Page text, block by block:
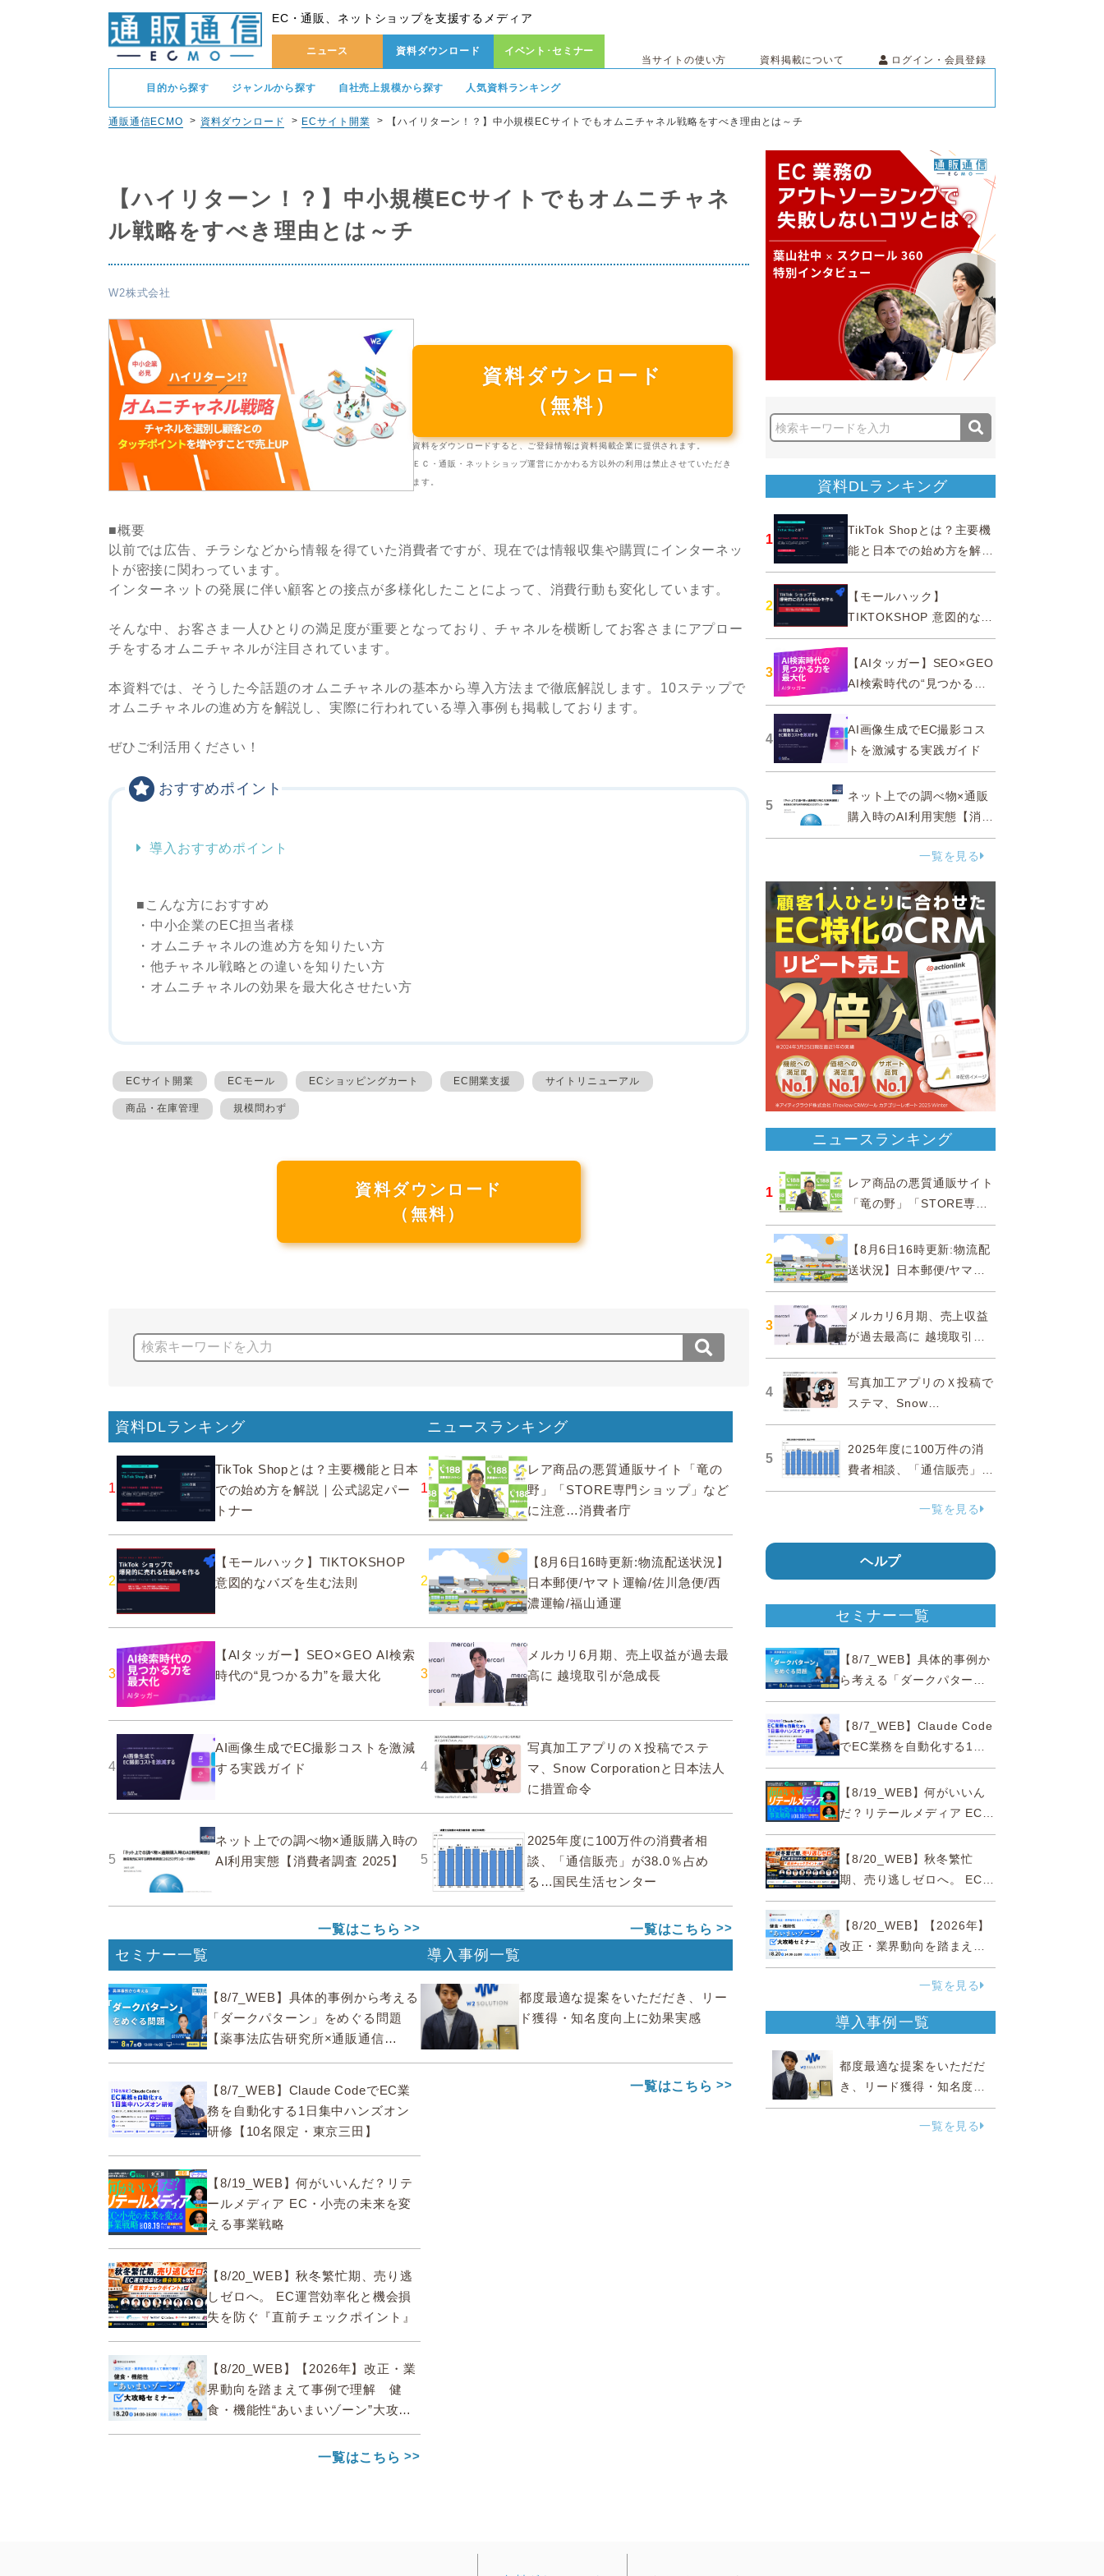
EC・通販、ネットショップを支援するメディア
ニュース 資料ダウンロード イベント･セミナー
当サイトの使い方 資料掲載について ログイン・会員登録
目的から探す ジャンルから探す 自社売上規模から探す 人気資料ランキング
通販通信ECMO 資料ダウンロード ECサイト開業 【ハイリターン！？】中小規模ECサイトでもオムニチャネル戦略をすべき理由とは～チ
【ハイリターン！？】中小規模ECサイトでもオムニチャネ
ル戦略をすべき理由とは～チ
W2株式会社
資料ダウンロード
（無料）
資料をダウンロードすると、ご登録情報は資料掲載企業に提供されます。
ＥＣ・通販・ネットショップ運営にかかわる方以外の利用は禁止させていただき
ます。
■概要
以前では広告、チラシなどから情報を得ていた消費者ですが、現在では情報収集や購買にインターネッ
トが密接に関わっています。
インターネットの発展に伴い顧客との接点が多様化したことによって、消費行動も変化しています。
そんな中、お客さま一人ひとりの満足度が重要となっており、チャネルを横断してお客さまにアプロー
チをするオムニチャネルが注目されています。
本資料では、そうした今話題のオムニチャネルの基本から導入方法まで徹底解説します。10ステップで
オムニチャネルの進め方を解説し、実際に行われている導入事例も掲載しております。
ぜひご利活用ください！
おすすめポイント
導入おすすめポイント
■こんな方におすすめ
・中小企業のEC担当者様
・オムニチャネルの進め方を知りたい方
・他チャネル戦略との違いを知りたい方
・オムニチャネルの効果を最大化させたい方
ECサイト開業 ECモール ECショッピングカート EC開業支援 サイトリニューアル
商品・在庫管理 規模問わず
資料ダウンロード
（無料）
資料DLランキング
1
TikTok Shopとは？主要機能と日本
での始め方を解説｜公式認定パー
トナー
2
【モールハック】TIKTOKSHOP
意図的なバズを生む法則
3
【AIタッガー】SEO×GEO AI検索
時代の“見つかる力”を最大化
4
AI画像生成でEC撮影コストを激減
する実践ガイド
5
ネット上での調べ物×通販購入時の
AI利用実態【消費者調査 2025】
一覧はこちら
ニュースランキング
1
レア商品の悪質通販サイト「竜の
野」「STORE専門ショップ」など
に注意…消費者庁
2
【8月6日16時更新:物流配送状況】
日本郵便/ヤマト運輸/佐川急便/西
濃運輸/福山通運
3
メルカリ6月期、売上収益が過去最
高に 越境取引が急成長
4
写真加工アプリのＸ投稿でステ
マ、Snow Corporationと日本法人
に措置命令
5
2025年度に100万件の消費者相
談、「通信販売」が38.0％占め
る…国民生活センター
一覧はこちら
セミナー一覧
【8/7_WEB】具体的事例から考える
「ダークパターン」をめぐる問題
【薬事法広告研究所×通販通信
【8/7_WEB】Claude CodeでEC業
務を自動化する1日集中ハンズオン
研修【10名限定・東京三田】
【8/19_WEB】何がいいんだ？リテ
ールメディア EC・小売の未来を変
える事業戦略
【8/20_WEB】秋冬繁忙期、売り逃
しゼロへ。 EC運営効率化と機会損
失を防ぐ『直前チェックポイント』
【8/20_WEB】【2026年】改正・業
界動向を踏まえて事例で理解 健
食・機能性“あいまいゾーン”大攻略
一覧はこちら
導入事例一覧
都度最適な提案をいただだき、リー
ド獲得・知名度向上に効果実感
一覧はこちら
資料DLランキング
1
TikTok Shopとは？主要機
能と日本での始め方を解説
｜公式認定パートナー
2
【モールハック】
TIKTOKSHOP 意図的なバ
ズを生む法則
3
【AIタッガー】SEO×GEO
AI検索時代の“見つかる
力”を最大化
4
AI画像生成でEC撮影コス
トを激減する実践ガイド
5
ネット上での調べ物×通販
購入時のAI利用実態【消費
者調査 2025】
一覧を見る
ニュースランキング
1
レア商品の悪質通販サイト
「竜の野」「STORE専門
ショップ」などに注意…消
費者庁
2
【8月6日16時更新:物流配
送状況】日本郵便/ヤマト
運輸/佐川急便/西濃運輸/福
山通運
3
メルカリ6月期、売上収益
が過去最高に 越境取引が
急成長
4
写真加工アプリのＸ投稿で
ステマ、Snow
Corporationと日本法人に
措置命令
5
2025年度に100万件の消
費者相談、「通信販売」が
38.0％占める…国民生活セ
一覧を見る
ヘルプ
セミナー一覧
【8/7_WEB】具体的事例か
ら考える「ダークパター
ン」をめぐる問題【薬事法
広告研究所×通販通信
ECMO】
【8/7_WEB】Claude Code
でEC業務を自動化する1日
集中ハンズオン研修【10名
限定・東京三田】
【8/19_WEB】何がいいん
だ？リテールメディア EC・
小売の未来を変える事業戦
略【8/20_WEB】秋冬繁忙
期、売り逃しゼロへ。 EC運
営効率化と機会損失を防ぐ
『直前チェックポイント』
【8/20_WEB】【2026年】
改正・業界動向を踏まえて
事例で理解 健食・機能
性“あいまいゾーン”大攻略セ
一覧を見る
導入事例一覧
都度最適な提案をいただだ
き、リード獲得・知名度向
上に効果実感
一覧を見る